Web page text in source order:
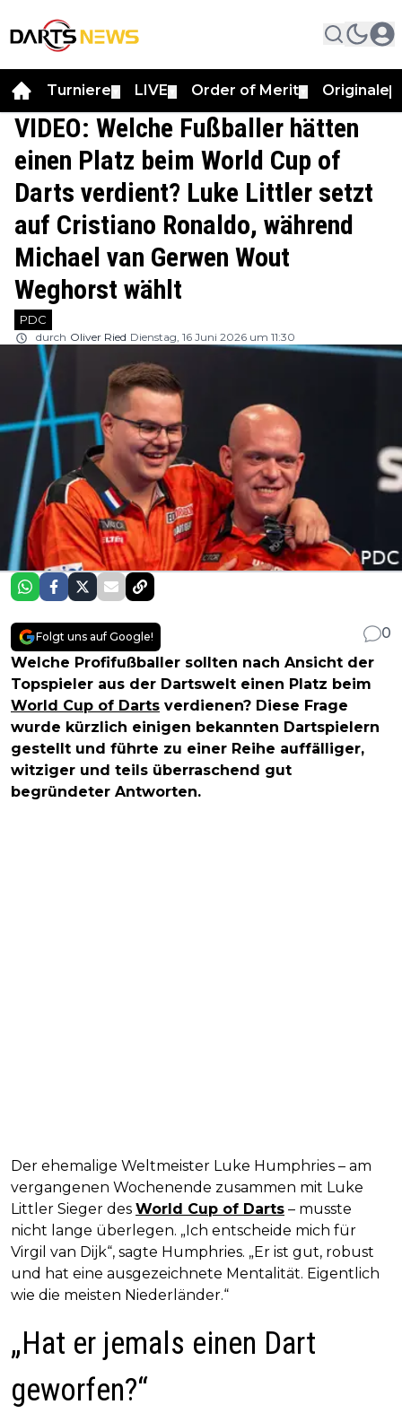
Turniere LIVE Order of Merit Originale
VIDEO: Welche Fußballer hätten
einen Platz beim World Cup of
Darts verdient? Luke Littler setzt
auf Cristiano Ronaldo, während
Michael van Gerwen Wout
Weghorst wählt
PDC
durch Oliver Ried Dienstag, 16 Juni 2026 um 11:30
Folgt uns auf Google!
0
Welche Profifußballer sollten nach Ansicht der
Topspieler aus der Dartswelt einen Platz beim
World Cup of Darts verdienen? Diese Frage
wurde kürzlich einigen bekannten Dartspielern
gestellt und führte zu einer Reihe auffälliger,
witziger und teils überraschend gut
begründeter Antworten.
Der ehemalige Weltmeister Luke Humphries – am
vergangenen Wochenende zusammen mit Luke
Littler Sieger des World Cup of Darts – musste
nicht lange überlegen. „Ich entscheide mich für
Virgil van Dijk“, sagte Humphries. „Er ist gut, robust
und hat eine ausgezeichnete Mentalität. Eigentlich
wie die meisten Niederländer.“
„Hat er jemals einen Dart
geworfen?“